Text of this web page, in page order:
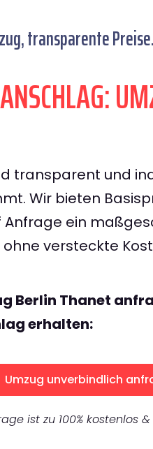
transparente Preise.
transparent und
Wir bieten
Anfrage ein
versteckte
Berlin Thanet
erhalten:
Umzug unverbindlich
ist zu 100% kostenlos